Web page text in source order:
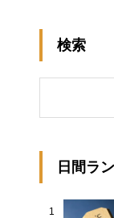
検索
日間ラ
1